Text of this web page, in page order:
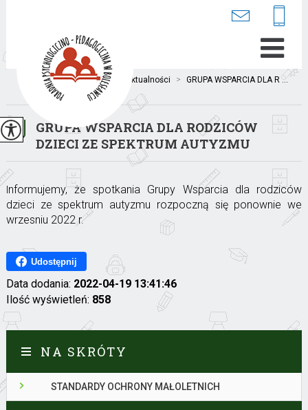
Jesteś tutaj:Home Aktualności > GRUPA WSPARCIA DLA R ...
GRUPA WSPARCIA DLA RODZICÓW
DZIECI ZE SPEKTRUM AUTYZMU
Informujemy, że spotkania Grupy Wsparcia dla rodziców
dzieci ze spektrum autyzmu rozpoczną się ponownie we
wrzesniu 2022 r.
Udostępnij
Data dodania: 2022-04-19 13:41:46
Ilość wyświetleń: 858
NA SKRÓTY
STANDARDY OCHRONY MAŁOLETNICH